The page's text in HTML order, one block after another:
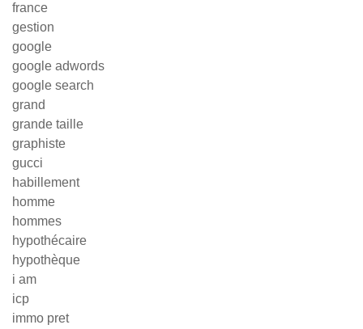
france
gestion
google
google adwords
google search
grand
grande taille
graphiste
gucci
habillement
homme
hommes
hypothécaire
hypothèque
i am
icp
immo pret